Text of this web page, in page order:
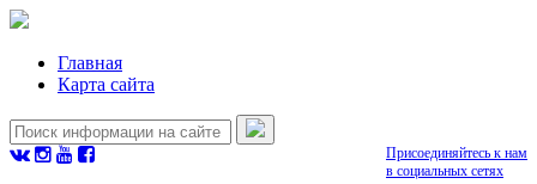
Главная
Карта сайта
Присоединяйтесь к нам
в социальных сетях